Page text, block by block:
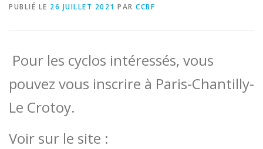
PUBLIÉ LE 26 JUILLET 2021 PAR CCBF
Pour les cyclos intéressés, vous
pouvez vous inscrire à Paris-Chantilly-
Le Crotoy.
Voir sur le site :